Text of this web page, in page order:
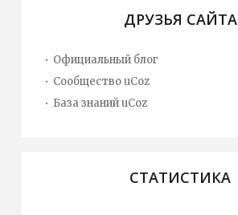
ДРУЗЬЯ САЙТА
Официальный блог
Сообщество uCoz
База знаний uCoz
СТАТИСТИКА